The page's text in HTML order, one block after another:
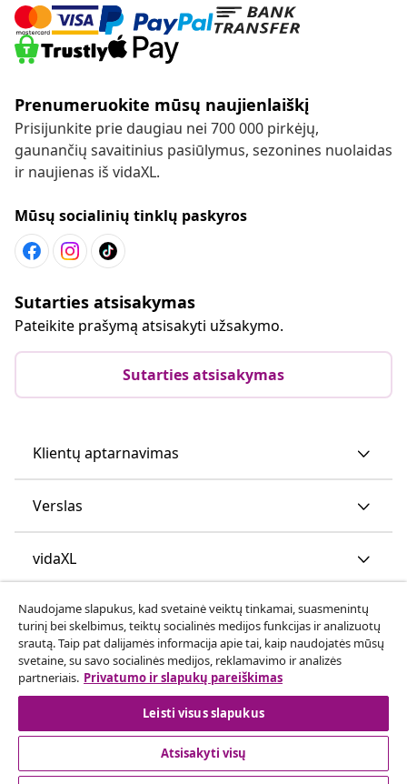
Prenumeruokite mūsų naujienlaiškį
Prisijunkite prie daugiau nei 700 000 pirkėjų,
gaunančių savaitinius pasiūlymus, sezonines nuolaidas
ir naujienas iš vidaXL.
Mūsų socialinių tinklų paskyros
Sutarties atsisakymas
Pateikite prašymą atsisakyti užsakymo.
Sutarties atsisakymas
Klientų aptarnavimas
Verslas
vidaXL
Atraskite daugiau
© 2008-2026 vidaXL www.vidaxl.lt yra vidaXL Marketplace
Europe B.V. internetinė parduotuvė
Naudojame slapukus, kad svetainė veiktų tinkamai, suasmenintų
turinį bei skelbimus, teiktų socialinės medijos funkcijas ir analizuotų
srautą. Taip pat dalijamės informacija apie tai, kaip naudojatės mūsų
svetaine, su savo socialinės medijos, reklamavimo ir analizės
partneriais. Privatumo ir slapukų pareiškimas
Leisti visus slapukus
Atsisakyti visų